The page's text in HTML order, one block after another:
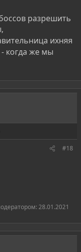
разрешить
ихняя
- когда же мы
#18
28.01.2021